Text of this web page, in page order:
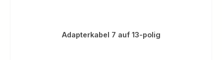
Adapterkabel 7 auf 13-polig